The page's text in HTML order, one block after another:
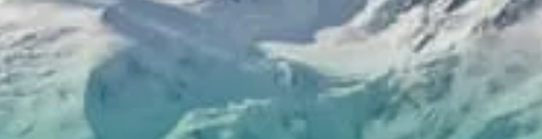
komma igång!